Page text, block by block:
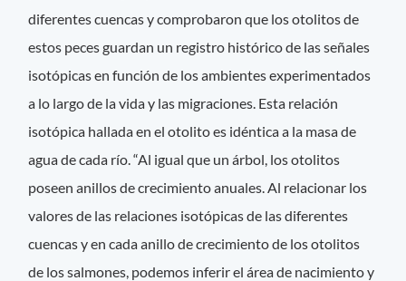
diferentes cuencas y comprobaron que los otolitos de
estos peces guardan un registro histórico de las señales
isotópicas en función de los ambientes experimentados
a lo largo de la vida y las migraciones. Esta relación
isotópica hallada en el otolito es idéntica a la masa de
agua de cada río. “Al igual que un árbol, los otolitos
poseen anillos de crecimiento anuales. Al relacionar los
valores de las relaciones isotópicas de las diferentes
cuencas y en cada anillo de crecimiento de los otolitos
de los salmones, podemos inferir el área de nacimiento y